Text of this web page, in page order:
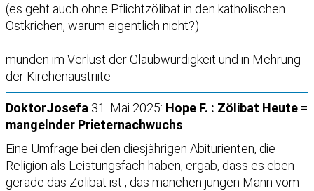
(es geht auch ohne Pflichtzölibat in den katholischen
Ostkrichen, warum eigentlich nicht?)
münden im Verlust der Glaubwürdigkeit und in Mehrung
der Kirchenaustriite
DoktorJosefa 31. Mai 2025: Hope F. : Zölibat Heute =
mangelnder Prieternachwuchs
Eine Umfrage bei den diesjährigen Abiturienten, die
Religion als Leistungsfach haben, ergab, dass es eben
gerade das Zölibat ist , das manchen jungen Mann vom